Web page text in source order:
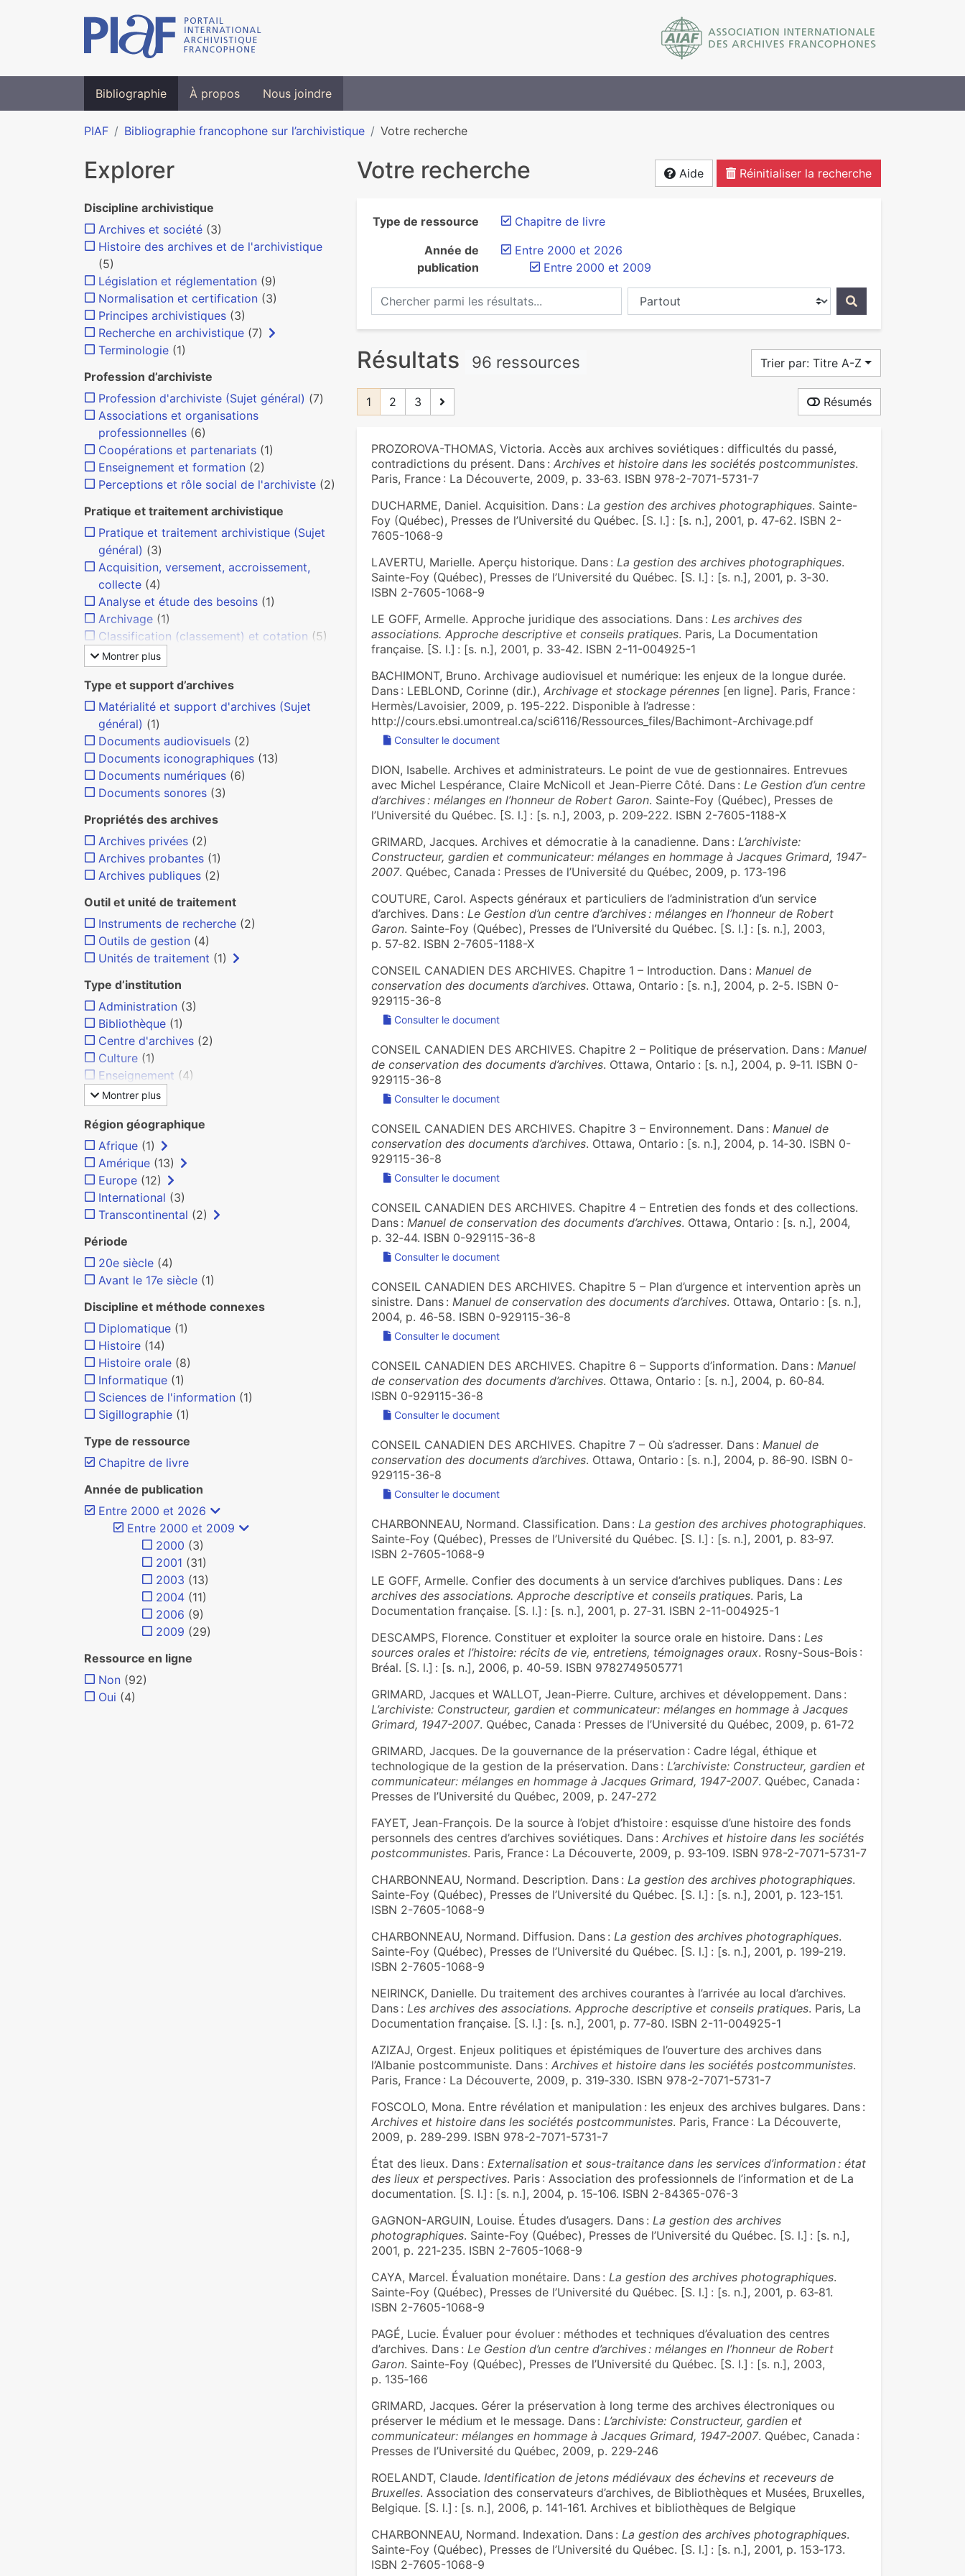
Bibliographie À propos Nous joindre
PIAF Bibliographie francophone sur l’archivistique Votre recherche
Votre recherche Aide Réinitialiser la recherche
Type de ressource
Chapitre de livre
Année de
publication
Entre 2000 et 2026
Entre 2000 et 2009
Chercher parmi les résultats...
Chercher dans...
Résultats 96 ressources Trier par: Titre A-Z
1 2 3 Résumés
PROZOROVA-THOMAS, Victoria. Accès aux archives soviétiques : difficultés du passé,
contradictions du présent. Dans : Archives et histoire dans les sociétés postcommunistes.
Paris, France : La Découverte, 2009, p. 33‑63. ISBN 978-2-7071-5731-7
DUCHARME, Daniel. Acquisition. Dans : La gestion des archives photographiques. Sainte-
Foy (Québec), Presses de l’Université du Québec. [S. l.] : [s. n.], 2001, p. 47‑62. ISBN 2-
7605-1068-9
LAVERTU, Marielle. Aperçu historique. Dans : La gestion des archives photographiques.
Sainte-Foy (Québec), Presses de l’Université du Québec. [S. l.] : [s. n.], 2001, p. 3‑30.
ISBN 2-7605-1068-9
LE GOFF, Armelle. Approche juridique des associations. Dans : Les archives des
associations. Approche descriptive et conseils pratiques. Paris, La Documentation
française. [S. l.] : [s. n.], 2001, p. 33‑42. ISBN 2-11-004925-1
BACHIMONT, Bruno. Archivage audiovisuel et numérique: les enjeux de la longue durée.
Dans : LEBLOND, Corinne (dir.), Archivage et stockage pérennes[en ligne]. Paris, France :
Hermès/Lavoisier, 2009, p. 195‑222. Disponible à l’adresse :
http://cours.ebsi.umontreal.ca/sci6116/Ressources_files/Bachimont-Archivage.pdf
Consulter le document
DION, Isabelle. Archives et administrateurs. Le point de vue de gestionnaires. Entrevues
avec Michel Lespérance, Claire McNicoll et Jean-Pierre Côté. Dans : Le Gestion d’un centre
d’archives : mélanges en l’honneur de Robert Garon. Sainte-Foy (Québec), Presses de
l’Université du Québec. [S. l.] : [s. n.], 2003, p. 209‑222. ISBN 2-7605-1188-X
GRIMARD, Jacques. Archives et démocratie à la canadienne. Dans : L’archiviste:
Constructeur, gardien et communicateur: mélanges en hommage à Jacques Grimard, 1947-
2007. Québec, Canada : Presses de l’Université du Québec, 2009, p. 173‑196
COUTURE, Carol. Aspects généraux et particuliers de l’administration d’un service
d’archives. Dans : Le Gestion d’un centre d’archives : mélanges en l’honneur de Robert
Garon. Sainte-Foy (Québec), Presses de l’Université du Québec. [S. l.] : [s. n.], 2003,
p. 57‑82. ISBN 2-7605-1188-X
CONSEIL CANADIEN DES ARCHIVES. Chapitre 1 – Introduction. Dans : Manuel de
conservation des documents d’archives. Ottawa, Ontario : [s. n.], 2004, p. 2‑5. ISBN 0-
929115-36-8
Consulter le document
CONSEIL CANADIEN DES ARCHIVES. Chapitre 2 – Politique de préservation. Dans : Manuel
de conservation des documents d’archives. Ottawa, Ontario : [s. n.], 2004, p. 9‑11. ISBN 0-
929115-36-8
Consulter le document
CONSEIL CANADIEN DES ARCHIVES. Chapitre 3 – Environnement. Dans : Manuel de
conservation des documents d’archives. Ottawa, Ontario : [s. n.], 2004, p. 14‑30. ISBN 0-
929115-36-8
Consulter le document
CONSEIL CANADIEN DES ARCHIVES. Chapitre 4 – Entretien des fonds et des collections.
Dans : Manuel de conservation des documents d’archives. Ottawa, Ontario : [s. n.], 2004,
p. 32‑44. ISBN 0-929115-36-8
Consulter le document
CONSEIL CANADIEN DES ARCHIVES. Chapitre 5 – Plan d’urgence et intervention après un
sinistre. Dans : Manuel de conservation des documents d’archives. Ottawa, Ontario : [s. n.],
2004, p. 46‑58. ISBN 0-929115-36-8
Consulter le document
CONSEIL CANADIEN DES ARCHIVES. Chapitre 6 – Supports d’information. Dans : Manuel
de conservation des documents d’archives. Ottawa, Ontario : [s. n.], 2004, p. 60‑84.
ISBN 0-929115-36-8
Consulter le document
CONSEIL CANADIEN DES ARCHIVES. Chapitre 7 – Où s’adresser. Dans : Manuel de
conservation des documents d’archives. Ottawa, Ontario : [s. n.], 2004, p. 86‑90. ISBN 0-
929115-36-8
Consulter le document
CHARBONNEAU, Normand. Classification. Dans : La gestion des archives photographiques.
Sainte-Foy (Québec), Presses de l’Université du Québec. [S. l.] : [s. n.], 2001, p. 83‑97.
ISBN 2-7605-1068-9
LE GOFF, Armelle. Confier des documents à un service d’archives publiques. Dans : Les
archives des associations. Approche descriptive et conseils pratiques. Paris, La
Documentation française. [S. l.] : [s. n.], 2001, p. 27‑31. ISBN 2-11-004925-1
DESCAMPS, Florence. Constituer et exploiter la source orale en histoire. Dans : Les
sources orales et l’histoire: récits de vie, entretiens, témoignages oraux. Rosny-Sous-Bois :
Bréal. [S. l.] : [s. n.], 2006, p. 40‑59. ISBN 9782749505771
GRIMARD, Jacques et WALLOT, Jean-Pierre. Culture, archives et développement. Dans :
L’archiviste: Constructeur, gardien et communicateur: mélanges en hommage à Jacques
Grimard, 1947-2007. Québec, Canada : Presses de l’Université du Québec, 2009, p. 61‑72
GRIMARD, Jacques. De la gouvernance de la préservation : Cadre légal, éthique et
technologique de la gestion de la préservation. Dans : L’archiviste: Constructeur, gardien et
communicateur: mélanges en hommage à Jacques Grimard, 1947-2007. Québec, Canada :
Presses de l’Université du Québec, 2009, p. 247‑272
FAYET, Jean-François. De la source à l’objet d’histoire : esquisse d’une histoire des fonds
personnels des centres d’archives soviétiques. Dans : Archives et histoire dans les sociétés
postcommunistes. Paris, France : La Découverte, 2009, p. 93‑109. ISBN 978-2-7071-5731-7
CHARBONNEAU, Normand. Description. Dans : La gestion des archives photographiques.
Sainte-Foy (Québec), Presses de l’Université du Québec. [S. l.] : [s. n.], 2001, p. 123‑151.
ISBN 2-7605-1068-9
CHARBONNEAU, Normand. Diffusion. Dans : La gestion des archives photographiques.
Sainte-Foy (Québec), Presses de l’Université du Québec. [S. l.] : [s. n.], 2001, p. 199‑219.
ISBN 2-7605-1068-9
NEIRINCK, Danielle. Du traitement des archives courantes à l’arrivée au local d’archives.
Dans : Les archives des associations. Approche descriptive et conseils pratiques. Paris, La
Documentation française. [S. l.] : [s. n.], 2001, p. 77‑80. ISBN 2-11-004925-1
AZIZAJ, Orgest. Enjeux politiques et épistémiques de l’ouverture des archives dans
l’Albanie postcommuniste. Dans : Archives et histoire dans les sociétés postcommunistes.
Paris, France : La Découverte, 2009, p. 319‑330. ISBN 978-2-7071-5731-7
FOSCOLO, Mona. Entre révélation et manipulation : les enjeux des archives bulgares. Dans :
Archives et histoire dans les sociétés postcommunistes. Paris, France : La Découverte,
2009, p. 289‑299. ISBN 978-2-7071-5731-7
État des lieux. Dans : Externalisation et sous-traitance dans les services d’information : état
des lieux et perspectives. Paris : Association des professionnels de l’information et de La
documentation. [S. l.] : [s. n.], 2004, p. 15‑106. ISBN 2-84365-076-3
GAGNON-ARGUIN, Louise. Études d’usagers. Dans : La gestion des archives
photographiques. Sainte-Foy (Québec), Presses de l’Université du Québec. [S. l.] : [s. n.],
2001, p. 221‑235. ISBN 2-7605-1068-9
CAYA, Marcel. Évaluation monétaire. Dans : La gestion des archives photographiques.
Sainte-Foy (Québec), Presses de l’Université du Québec. [S. l.] : [s. n.], 2001, p. 63‑81.
ISBN 2-7605-1068-9
PAGÉ, Lucie. Évaluer pour évoluer : méthodes et techniques d’évaluation des centres
d’archives. Dans : Le Gestion d’un centre d’archives : mélanges en l’honneur de Robert
Garon. Sainte-Foy (Québec), Presses de l’Université du Québec. [S. l.] : [s. n.], 2003,
p. 135‑166
GRIMARD, Jacques. Gérer la préservation à long terme des archives électroniques ou
préserver le médium et le message. Dans : L’archiviste: Constructeur, gardien et
communicateur: mélanges en hommage à Jacques Grimard, 1947-2007. Québec, Canada :
Presses de l’Université du Québec, 2009, p. 229‑246
ROELANDT, Claude. Identification de jetons médiévaux des échevins et receveurs de
Bruxelles. Association des conservateurs d’archives, de Bibliothèques et Musées, Bruxelles,
Belgique. [S. l.] : [s. n.], 2006, p. 141‑161. Archives et bibliothèques de Belgique
CHARBONNEAU, Normand. Indexation. Dans : La gestion des archives photographiques.
Sainte-Foy (Québec), Presses de l’Université du Québec. [S. l.] : [s. n.], 2001, p. 153‑173.
ISBN 2-7605-1068-9
Explorer
Discipline archivistique
Archives et société (3)
Histoire des archives et de l'archivistique
(5)
Législation et réglementation (9)
Normalisation et certification (3)
Principes archivistiques (3)
Recherche en archivistique (7)
Terminologie (1)
Profession d’archiviste
Profession d'archiviste (Sujet général) (7)
Associations et organisations
professionnelles (6)
Coopérations et partenariats (1)
Enseignement et formation (2)
Perceptions et rôle social de l'archiviste (2)
Pratique et traitement archivistique
Pratique et traitement archivistique (Sujet
général) (3)
Acquisition, versement, accroissement,
collecte (4)
Analyse et étude des besoins (1)
Archivage (1)
Classification (classement) et cotation (5)
Montrer plus
Type et support d’archives
Matérialité et support d'archives (Sujet
général) (1)
Documents audiovisuels (2)
Documents iconographiques (13)
Documents numériques (6)
Documents sonores (3)
Propriétés des archives
Archives privées (2)
Archives probantes (1)
Archives publiques (2)
Outil et unité de traitement
Instruments de recherche (2)
Outils de gestion (4)
Unités de traitement (1)
Type d’institution
Administration (3)
Bibliothèque (1)
Centre d'archives (2)
Culture (1)
Enseignement (4)
Montrer plus
Région géographique
Afrique (1)
Amérique (13)
Europe (12)
International (3)
Transcontinental (2)
Période
20e siècle (4)
Avant le 17e siècle (1)
Discipline et méthode connexes
Diplomatique (1)
Histoire (14)
Histoire orale (8)
Informatique (1)
Sciences de l'information (1)
Sigillographie (1)
Type de ressource
Chapitre de livre
Année de publication
Entre 2000 et 2026
Entre 2000 et 2009
2000 (3)
2001 (31)
2003 (13)
2004 (11)
2006 (9)
2009 (29)
Ressource en ligne
Non (92)
Oui (4)